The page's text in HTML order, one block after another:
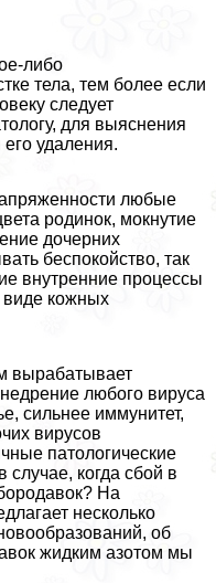
либо
тела, тем более если
следует
для выяснения
удаления.
любые
родинок, мокнутие
дочерних
беспокойство, так
внутренние процессы
виде кожных
выpaбатывает
любого вируса
сильнее иммунитет,
вирусов
патологические
случае, когда сбой в
На
несколько
об
жидким азотом мы